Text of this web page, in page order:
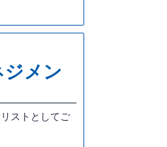
メン
ストとしてご